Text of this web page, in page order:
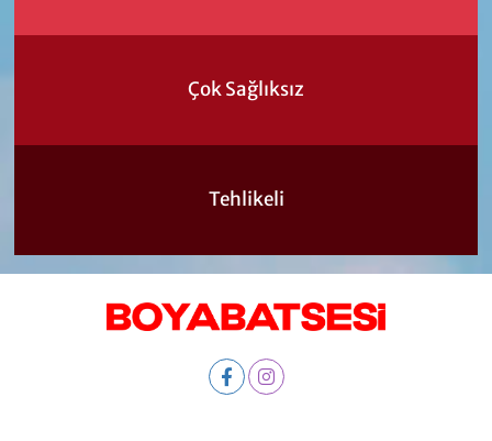
Çok Sağlıksız
Tehlikeli